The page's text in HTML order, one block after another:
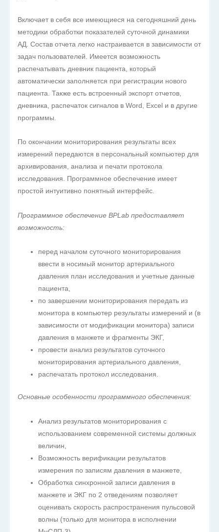
Включает в себя все имеющиеся на сегодняшний день
методики обработки показателей суточной динамики
АД. Состав отчета легко настраивается в зависимости от
задач пользователей. Имеется возможность
распечатывать дневник пациента, который
автоматически заполняется при регистрации нового
пациента. Также есть встроенный экспорт отчетов,
дневника, распечаток сигналов в Word, Excel и в другие
программы.
По окончании мониторирования результаты всех
измерений передаются в персональный компьютер для
архивирования, анализа и печати протокола
исследования. Программное обеспечение имеет
простой интуитивно понятный интерфейс.
Программное обеспечение BPLab предоставляет
возможность:
перед началом суточного мониторирования
ввести в носимый монитор артериального
давления план исследования и учетные данные
пациента,
по завершении мониторирования передать из
монитора в компьютер результаты измерений и (в
зависимости от модификации монитора) записи
давления в манжете и фрагменты ЭКГ,
провести анализ результатов суточного
мониторирования артериального давления,
распечатать протокол исследования.
Основные особенности программного обеспечения:
Анализ результатов мониторирования с
использованием современной системы должных
величин,
Возможность верификации результатов
измерения по записям давления в манжете,
Обработка синхронной записи давления в
манжете и ЭКГ по 2 отведениям позволяет
оценивать скорость распространения пульсовой
волны (только для монитора в исполнении